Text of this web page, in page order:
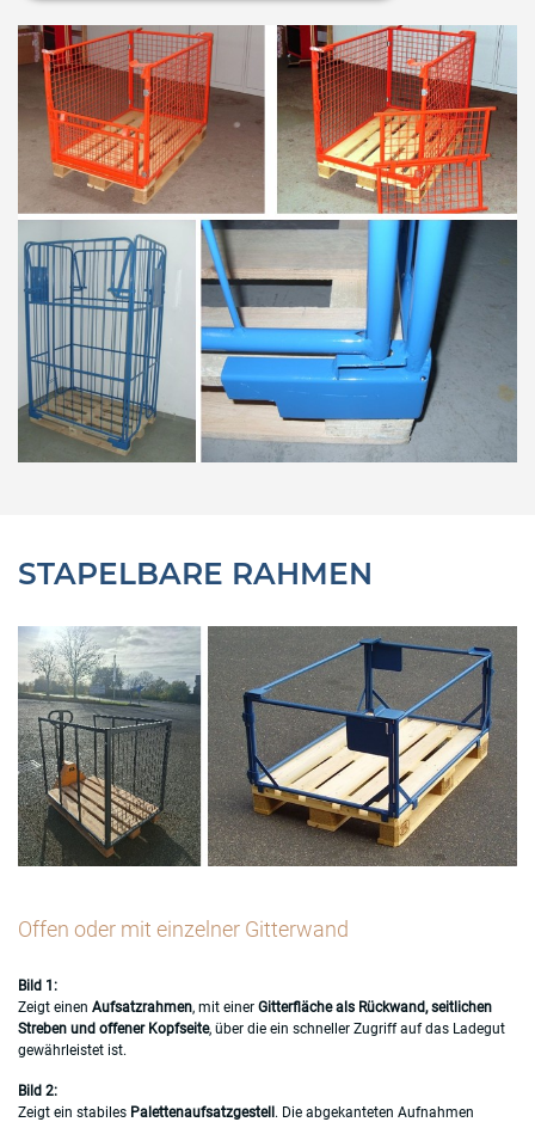
STAPELBARE RAHMEN
Offen oder mit einzelner Gitterwand
Bild 1:
Zeigt einen Aufsatzrahmen, mit einer Gitterfläche als Rückwand, seitlichen
Streben und offener Kopfseite, über die ein schneller Zugriff auf das Ladegut
gewährleistet ist.
Bild 2:
Zeigt ein stabiles Palettenaufsatzgestell. Die abgekanteten Aufnahmen